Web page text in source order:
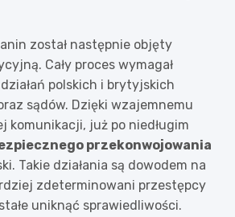
został następnie objęty
Cały proces wymagał
polskich i brytyjskich
sądów. Dzięki wzajemnemu
komunikacji, już po niedługim
przekonwojowania
Takie działania są dowodem na
zdeterminowani przestępcy
uniknąć sprawiedliwości.